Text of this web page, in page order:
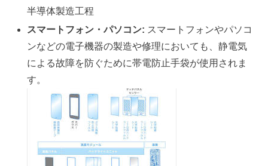
半導体製造工程
スマートフォン・パソコン: スマートフォンやパソコ
ンなどの電子機器の製造や修理においても、静電気
による故障を防ぐために帯電防止手袋が使用されま
す。